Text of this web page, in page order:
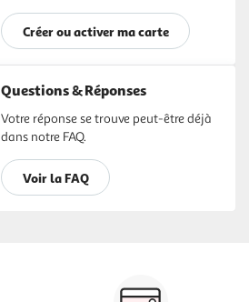
Créer ou activer ma carte
Questions & Réponses
Votre réponse se trouve peut-être déjà
dans notre FAQ.
Voir la FAQ